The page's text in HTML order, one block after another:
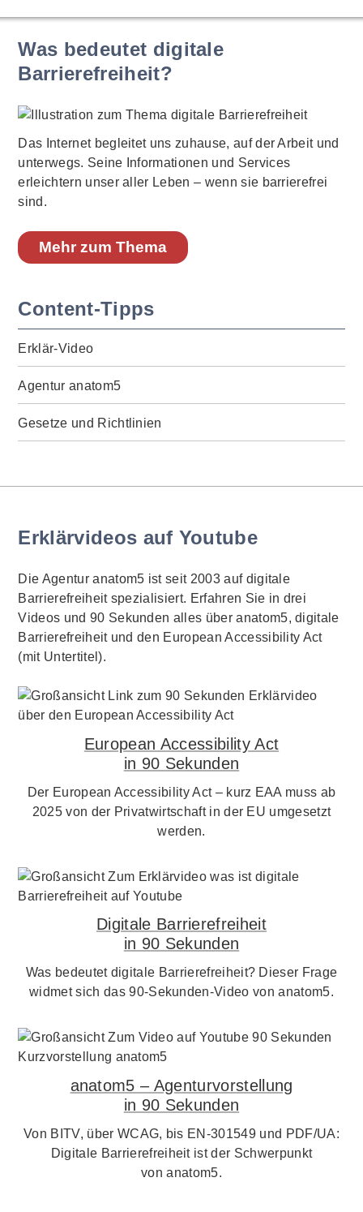
Was bedeutet digitale
Barrierefreiheit?
Das Internet begleitet uns zuhause, auf der Arbeit und
unterwegs. Seine Informationen und Services
erleichtern unser aller Leben – wenn sie barrierefrei
sind.
Mehr zum Thema
Content-Tipps
Erklär-Video
Agentur anatom5
Gesetze und Richtlinien
Erklärvideos auf Youtube
Die Agentur anatom5 ist seit 2003 auf digitale
Barrierefreiheit spezialisiert. Erfahren Sie in drei
Videos und 90 Sekunden alles über anatom5, digitale
Barrierefreiheit und den European Accessibility Act
(mit Untertitel).
European Accessibility Act
in 90 Sekunden
Der European Accessibility Act – kurz EAA muss ab
2025 von der Privatwirtschaft in der EU umgesetzt
werden.
Digitale Barrierefreiheit
in 90 Sekunden
Was bedeutet digitale Barrierefreiheit? Dieser Frage
widmet sich das 90-Sekunden-Video von anatom5.
anatom5 – Agenturvorstellung
in 90 Sekunden
Von BITV, über WCAG, bis EN-301549 und PDF/UA:
Digitale Barrierefreiheit ist der Schwerpunkt
von anatom5.